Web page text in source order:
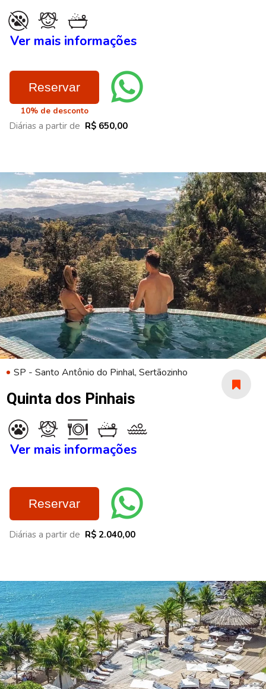
Ver mais informações
Reservar
10% de desconto
Diárias a partir de R$ 650,00
SP - Santo Antônio do Pinhal, Sertãozinho
Quinta dos Pinhais
Ver mais informações
Reservar
Diárias a partir de R$ 2.040,00